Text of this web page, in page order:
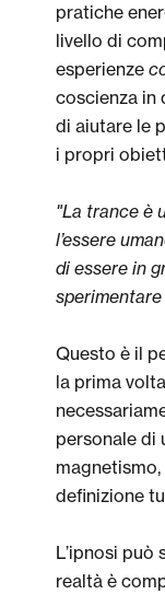
pratiche
livello di
esperienze
coscienza in
di aiutare le
i propri
"La trance è
l’essere
di essere in
Questo è il
la prima
personale di
definizione
L’ipnosi può
realtà è